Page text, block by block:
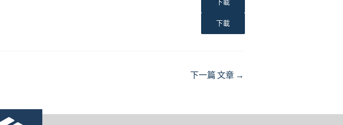
下載
下載
下一篇 文章 →